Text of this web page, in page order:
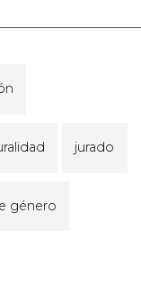
jurado
género